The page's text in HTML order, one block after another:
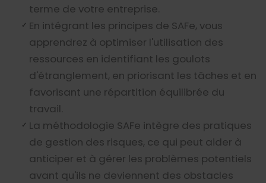
terme de votre entreprise.
En intégrant les principes de SAFe, vous
apprendrez à optimiser l'utilisation des
ressources en identifiant les goulots
d'étranglement, en priorisant les tâches et en
favorisant une répartition équilibrée du
travail.
La méthodologie SAFe intègre des pratiques
de gestion des risques, ce qui peut aider à
anticiper et à gérer les problèmes potentiels
avant qu'ils ne deviennent des obstacles